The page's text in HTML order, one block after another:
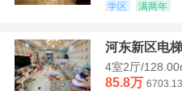
学区
满两年
河东新区电
4室2厅/
85.8万